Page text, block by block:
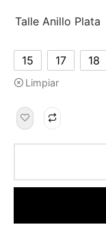
Talle Anillo Plata
15 17 18
Limpiar